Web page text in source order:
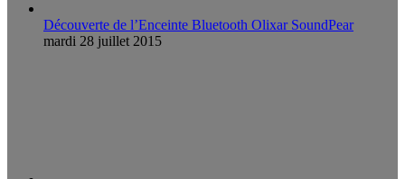
Découverte de l’Enceinte Bluetooth Olixar SoundPear
mardi 28 juillet 2015